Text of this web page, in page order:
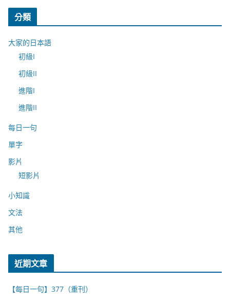
分類
大家的日本語
初級I
初級II
進階I
進階II
每日一句
單字
影片
短影片
小知識
文法
其他
近期文章
【每日一句】377（重刊）